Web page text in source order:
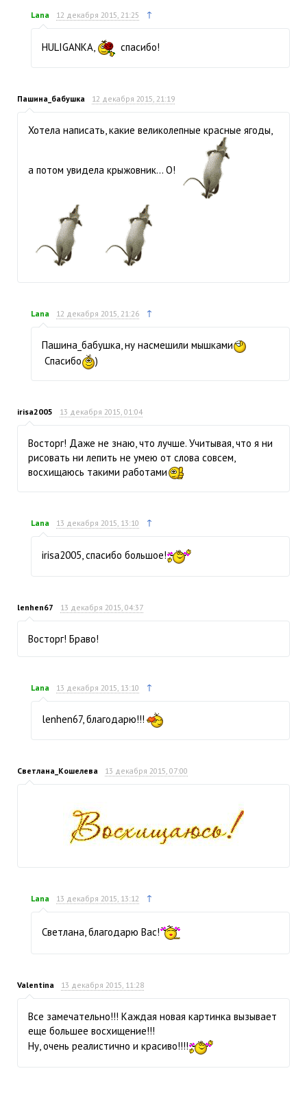
Lana 12 декабря 2015, 21:25 ↑
HULIGANKA, спасибо!
Пашина_бабушка 12 декабря 2015, 21:19
Хотела написать, какие великолепные красные ягоды,
а потом увидела крыжовник… О!
Lana 12 декабря 2015, 21:26 ↑
Пашина_бабушка, ну насмешили мышками
Спасибо
)
irisa2005 13 декабря 2015, 01:04
Восторг! Даже не знаю, что лучше. Учитывая, что я ни
рисовать ни лепить не умею от слова совсем,
восхищаюсь такими работами
Lana 13 декабря 2015, 13:10 ↑
irisa2005, спасибо большое!
lenhen67 13 декабря 2015, 04:37
Восторг! Браво!
Lana 13 декабря 2015, 13:10 ↑
lenhen67, благодарю!!!
Светлана_Кошелева 13 декабря 2015, 07:00
Lana 13 декабря 2015, 13:12 ↑
Светлана, благодарю Вас!
Valentina 13 декабря 2015, 11:28
Все замечательно!!! Каждая новая картинка вызывает
еще большее восхищение!!!
Ну, очень реалистично и красиво!!!!